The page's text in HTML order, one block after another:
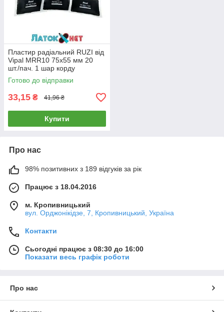
Пластир радіальний RUZI від
Vipal MRR10 75х55 мм 20
шт./пач. 1 шар корду
Готово до відправки
33,15 ₴ 41,96 ₴
Купити
Про нас
98% позитивних з 189 відгуків за рік
Працює з 18.04.2016
м. Кропивницький
вул. Орджонікідзе, 7, Кропивницький, Україна
Контакти
Сьогодні працює з 08:30 до 16:00
Показати весь графік роботи
Про нас